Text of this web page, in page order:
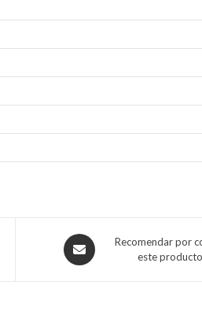
Recomendar por
este producto